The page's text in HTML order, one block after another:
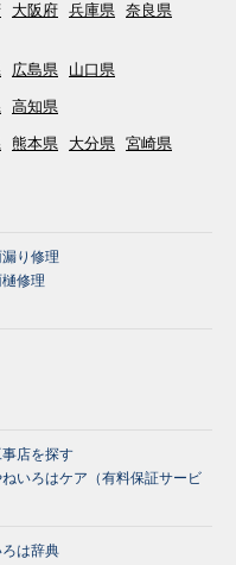
大阪府 兵庫県 奈良県
広島県 山口県
高知県
熊本県 大分県 宮崎県
り修理
修理
店を探す
いろはケア（有料保証サービ
ろは辞典